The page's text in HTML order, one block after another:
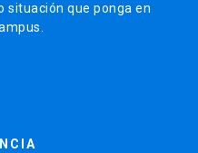
situación que ponga en